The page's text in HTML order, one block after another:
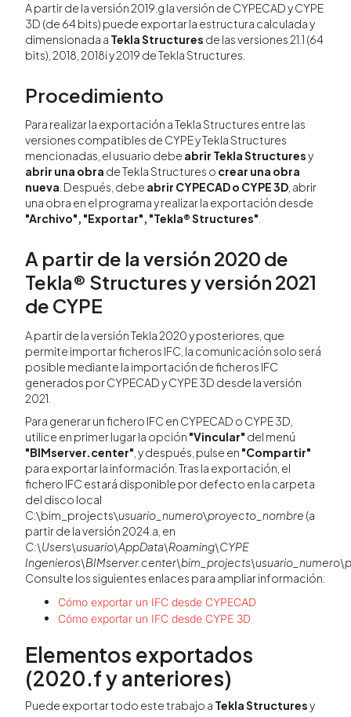
A partir de la versión 2019.g la versión de CYPECAD y CYPE
3D (de 64 bits) puede exportar la estructura calculada y
dimensionada a Tekla Structures de las versiones 21.1 (64
bits), 2018, 2018i y 2019 de Tekla Structures.
Procedimiento
Para realizar la exportación a Tekla Structures entre las
versiones compatibles de CYPE y Tekla Structures
mencionadas, el usuario debe abrir Tekla Structuresy
abrir una obra de Tekla Structures o crear una obra
nueva . Después, debe abrir CYPECAD o CYPE 3D , abrir
una obra en el programa y realizar la exportación desde
"Archivo", "Exportar", "Tekla® Structures"
A partir de la versión 2020 de
Tekla® Structures y versión 2021
de CYPE
A partir de la versión Tekla 2020 y posteriores, que
permite importar ficheros IFC, la comunicación solo será
posible mediante la importación de ficheros IFC
generados por CYPECAD y CYPE 3D desde la versión
2021.
Para generar un fichero IFC en CYPECAD o CYPE 3D,
utilice en primer lugar la opción "Vincular" del menú
"BIMserver.center" , y después, pulse en "Compartir"
para exportar la información. Tras la exportación, el
fichero IFC estará disponible por defecto en la carpeta
del disco local
C:\bim_projects\usuario_numero\proyecto_nombre (a
partir de la versión 2024.a, en
C:\Users\usuario\AppData\Roaming\CYPE
Ingenieros\BIMserver.center\bim_projects\usuario_numero\
Consulte los siguientes enlaces para ampliar información:
Cómo exportar un IFC desde CYPECAD
Cómo exportar un IFC desde CYPE 3D
Elementos exportados
(2020.f y anteriores)
Puede exportar todo este trabajo a Tekla Structuresy